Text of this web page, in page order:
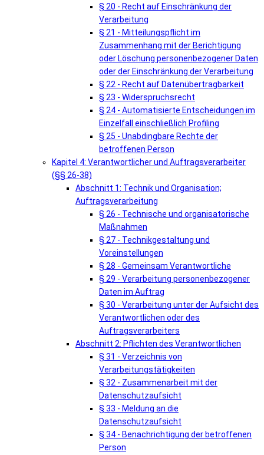
§ 20 - Recht auf Einschränkung der
Verarbeitung
§ 21 - Mitteilungspflicht im
Zusammenhang mit der Berichtigung
oder Löschung personenbezogener Daten
oder der Einschränkung der Verarbeitung
§ 22 - Recht auf Datenübertragbarkeit
§ 23 - Widerspruchsrecht
§ 24 - Automatisierte Entscheidungen im
Einzelfall einschließlich Profiling
§ 25 - Unabdingbare Rechte der
betroffenen Person
Kapitel 4: Verantwortlicher und Auftragsverarbeiter
(§§ 26-38)
Abschnitt 1: Technik und Organisation;
Auftragsverarbeitung
§ 26 - Technische und organisatorische
Maßnahmen
§ 27 - Technikgestaltung und
Voreinstellungen
§ 28 - Gemeinsam Verantwortliche
§ 29 - Verarbeitung personenbezogener
Daten im Auftrag
§ 30 - Verarbeitung unter der Aufsicht des
Verantwortlichen oder des
Auftragsverarbeiters
Abschnitt 2: Pflichten des Verantwortlichen
§ 31 - Verzeichnis von
Verarbeitungstätigkeiten
§ 32 - Zusammenarbeit mit der
Datenschutzaufsicht
§ 33 - Meldung an die
Datenschutzaufsicht
§ 34 - Benachrichtigung der betroffenen
Person